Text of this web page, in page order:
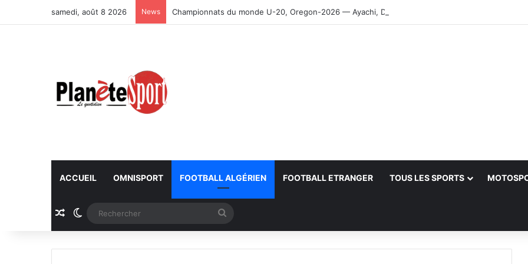
samedi, août 8 2026 News Championnats du monde U-20, Oregon-2026 — Ayachi, Dissa, Touahria et Ghezali en finale
ACCUEIL OMNISPORT FOOTBALL ALGÉRIEN FOOTBALL ETRANGER TOUS LES SPORTS
Article Aléatoire
Switch skin